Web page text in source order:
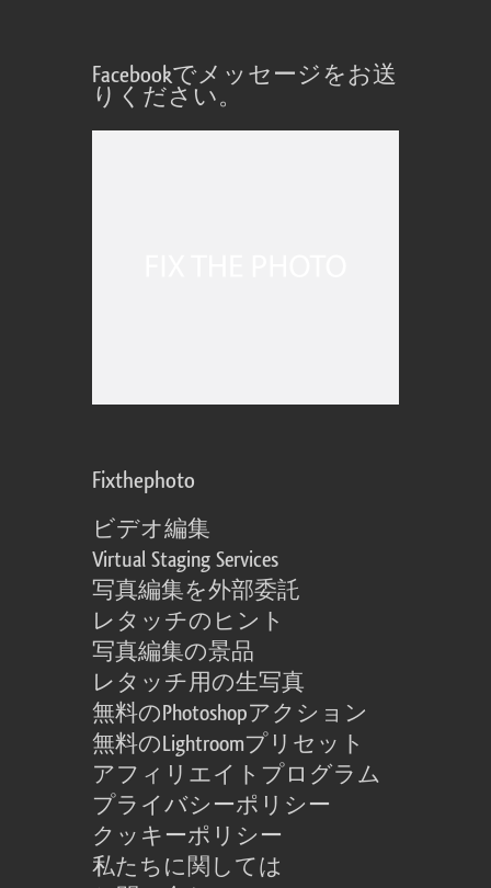
Facebookでメッセージをお送
りください。
Fixthephoto
ビデオ編集
Virtual Staging Services
写真編集を外部委託
レタッチのヒント
写真編集の景品
レタッチ用の生写真
無料のPhotoshopアクション
無料のLightroomプリセット
アフィリエイトプログラム
プライバシーポリシー
クッキーポリシー
私たちに関しては